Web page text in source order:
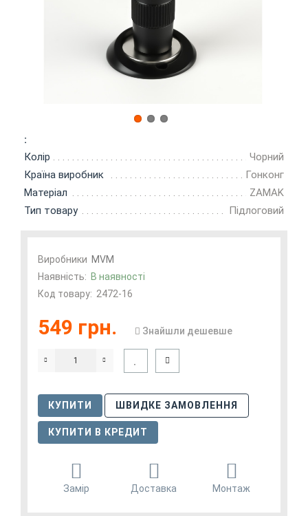
:
Колір
Чорний
Країна виробник
Гонконг
Матеріал
ZAMAK
Тип товару
Підлоговий
Виробники MVM
Наявність: В наявності
Код товару: 2472-16
549 грн. Знайшли дешевше
КУПИТИ ШВИДКЕ ЗАМОВЛЕННЯ
КУПИТИ В КРЕДИТ
Замір Доставка Монтаж